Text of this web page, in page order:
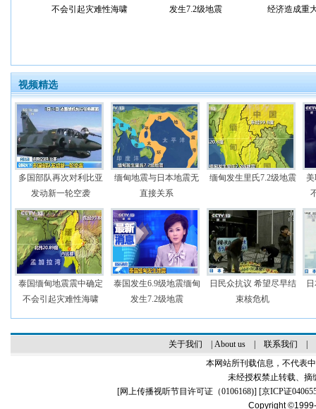
不会引起灾难性海啸
发生7.2级地震
经济造成重
视频精选
多国部队再次对利比亚
发动新一轮空袭
缅甸地震与日本地震无
直接关系
缅甸发生里氏7.2级地震
泰国缅甸地震震中确定
不会引起灾难性海啸
泰国发生6.9级地震缅甸
发生7.2级地震
日民众抗议 希望尽早结
束核危机
关于我们 About us| 联系我们
本网站所刊载信息，不代表
未经授权禁止转载、摘
[网上传播视听节目许可证（0106168)] [京ICP证
Copyright